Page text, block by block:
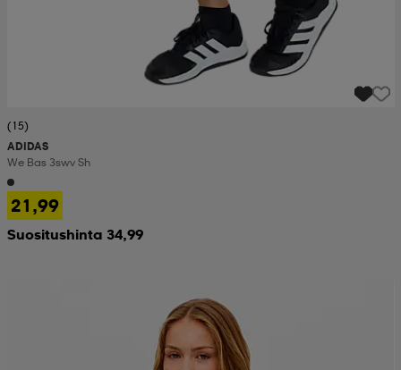
(15)
ADIDAS
We Bas 3swv Sh
21,99
Suositushinta 34,99